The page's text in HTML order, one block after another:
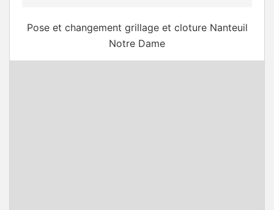
Pose et changement grillage et cloture Nanteuil
Notre Dame